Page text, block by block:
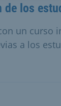
de los
un curso
a los